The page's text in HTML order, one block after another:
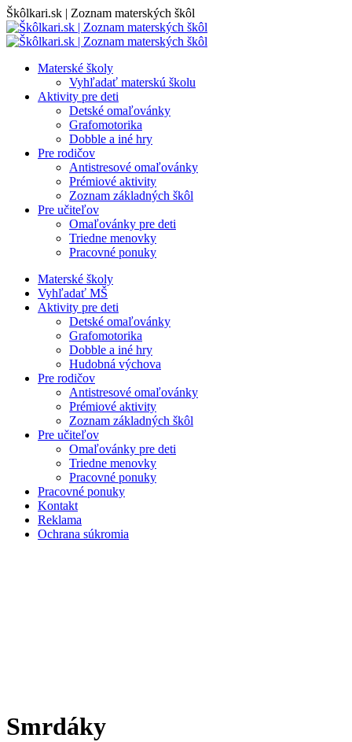
Skip
to
content
Škôlkari.sk | Zoznam materských škôl
Materské školy
Vyhľadať materskú školu
Aktivity pre deti
Detské omaľovánky
Grafomotorika
Dobble a iné hry
Pre rodičov
Antistresové omaľovánky
Prémiové aktivity
Zoznam základných škôl
Pre učiteľov
Omaľovánky pre deti
Triedne menovky
Pracovné ponuky
Materské školy
Vyhľadať MŠ
Aktivity pre deti
Detské omaľovánky
Grafomotorika
Dobble a iné hry
Hudobná výchova
Pre rodičov
Antistresové omaľovánky
Prémiové aktivity
Zoznam základných škôl
Pre učiteľov
Omaľovánky pre deti
Triedne menovky
Pracovné ponuky
Pracovné ponuky
Kontakt
Reklama
Ochrana súkromia
Smrdáky